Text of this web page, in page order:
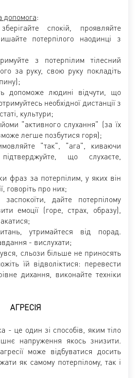
допомога:
спокій, проявляйте
потерпілого наодинці з
з потерпілим тілесний
за руку, свою руку покладіть
допоможе людині відчути, що
необхідної дистанції з
культури;
"активного слухання" (за їх
легше позбутися горя);
"так", "ага", киваючи
що слухаєте,
фраз за потерпілим, у яких він
говоріть про них;
дайте потерпілому
емоції (горе, страх, образу),
утримайтеся від порад.
- вислухати;
сльози більше не приносять
їй відволіктися: перевести
дихання, виконайте техніки
АГРЕСІЯ
- це один зі способів, яким тіло
напруження якось знизити.
може відбуватися досить
як самому потерпілому, так і